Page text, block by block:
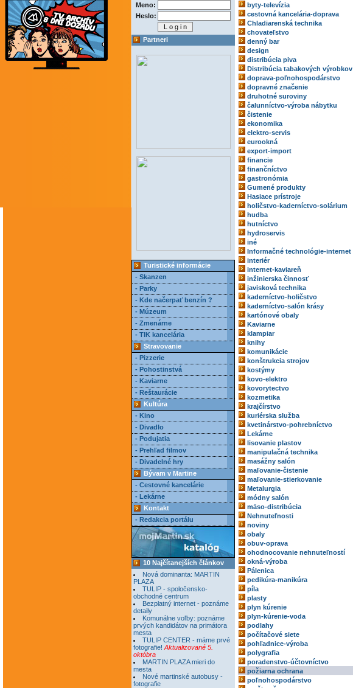
Meno:
Heslo:
Partneri
Turistické informácie
- Skanzen
- Parky
- Kde načerpať benzín ?
- Múzeum
- Zmenárne
- TIK kancelária
Stravovanie
- Pizzerie
- Pohostinstvá
- Kaviarne
- Reštaurácie
Kultúra
- Kino
- Divadlo
- Podujatia
- Prehľad filmov
- Divadelné hry
Bývam v Martine
- Cestovné kancelárie
- Lekárne
Kontakt
- Redakcia portálu
10 Najčítanejších článkov
Nová dominanta: MARTIN
PLAZA
TULIP - spoločensko-
obchodné centrum
Bezplatný internet - poznáme
detaily
Komunálne voľby: poznáme
prvých kandidátov na primátora
mesta
TULIP CENTER - máme prvé
fotografie! Aktualizované 5.
októbra
MARTIN PLAZA mieri do
mesta
Nové martinské autobusy -
fotografie
byty-televízia
cestovná kancelária-doprava
Chladiarenská technika
chovateľstvo
denný bar
design
distribúcia piva
Distribúcia tabakových výrobkov
doprava-poľnohospodárstvo
dopravné značenie
druhotné suroviny
čalunníctvo-výroba nábytku
čistenie
ekonomika
elektro-servis
eurookná
export-import
financie
finančníctvo
gastronómia
Gumené produkty
Hasiace prístroje
holičstvo-kaderníctvo-solárium
hudba
hutníctvo
hydroservis
iné
Informačné technológie-internet
interiér
internet-kaviareň
inžinierska činnosť
javisková technika
kaderníctvo-holičstvo
kaderníctvo-salón krásy
kartónové obaly
Kaviarne
klampiar
knihy
komunikácie
konštrukcia strojov
kostýmy
kovo-elektro
kovorytectvo
kozmetika
krajčírstvo
kuriérska služba
kvetinárstvo-pohrebníctvo
Lekárne
lisovanie plastov
manipulačná technika
masážny salón
maľovanie-čistenie
maľovanie-stierkovanie
Metalurgia
módny salón
mäso-distribúcia
Nehnuteľnosti
noviny
obaly
obuv-oprava
ohodnocovanie nehnuteľností
okná-výroba
Pálenica
pedikúra-manikúra
píla
plasty
plyn kúrenie
plyn-kúrenie-voda
podlahy
počítačové siete
pohľadnice-výroba
polygrafia
poradenstvo-účtovníctvo
požiarna ochrana
poľnohospodárstvo